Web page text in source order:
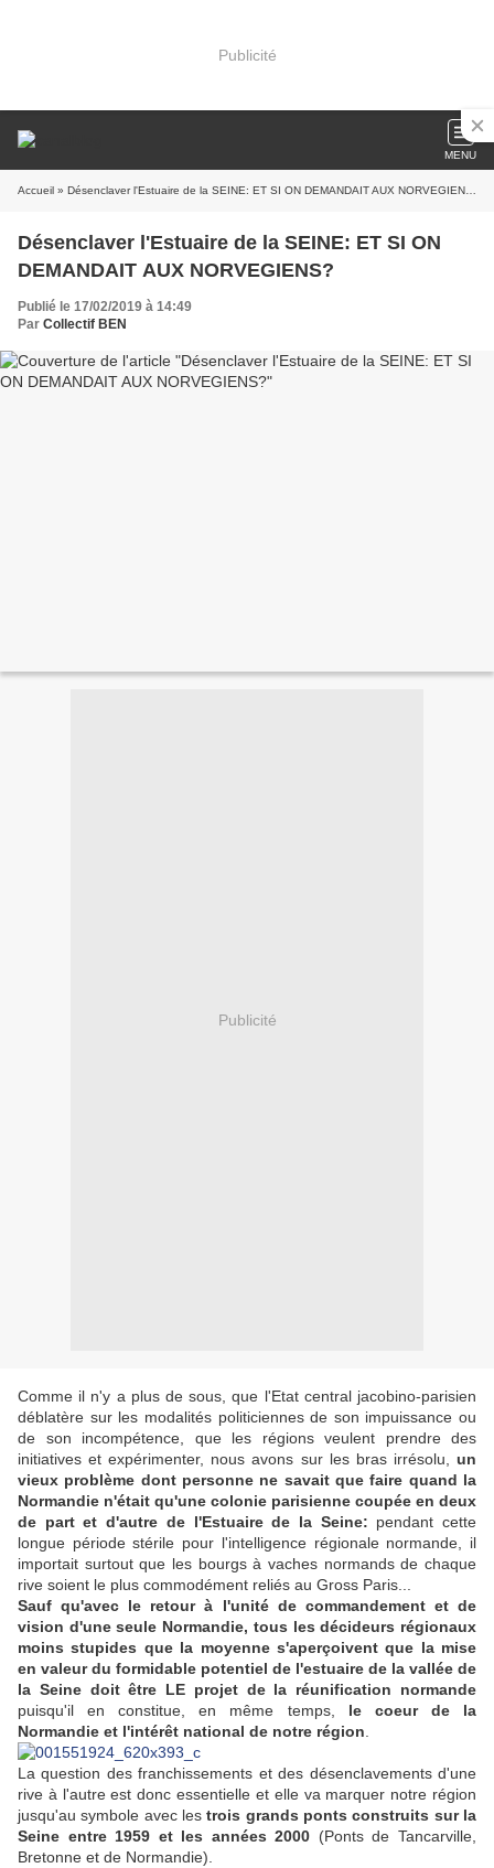
Publicité
MENU
Accueil » Désenclaver l'Estuaire de la SEINE: ET SI ON DEMANDAIT AUX NORVEGIENS?
Désenclaver l'Estuaire de la SEINE: ET SI ON
DEMANDAIT AUX NORVEGIENS?
Publié le 17/02/2019 à 14:49
Par Collectif BEN
Publicité
Comme il n'y a plus de sous, que l'Etat central jacobino-parisien
déblatère sur les modalités politiciennes de son impuissance ou
de son incompétence, que les régions veulent prendre des
initiatives et expérimenter, nous avons sur les bras irrésolu, un
vieux problème dont personne ne savait que faire quand la
Normandie n'était qu'une colonie parisienne coupée en deux
de part et d'autre de l'Estuaire de la Seine: pendant cette
longue période stérile pour l'intelligence régionale normande, il
importait surtout que les bourgs à vaches normands de chaque
rive soient le plus commodément reliés au Gross Paris...
Sauf qu'avec le retour à l'unité de commandement et de
vision d'une seule Normandie, tous les décideurs régionaux
moins stupides que la moyenne s'aperçoivent que la mise
en valeur du formidable potentiel de l'estuaire de la vallée de
la Seine doit être LE projet de la réunification normande
puisqu'il en constitue, en même temps, le coeur de la
Normandie et l'intérêt national de notre région
La question des franchissements et des désenclavements d'une
rive à l'autre est donc essentielle et elle va marquer notre région
jusqu'au symbole avec lestrois grands ponts construits sur la
Seine entre 1959 et les années 2000 (Ponts de Tancarville,
Bretonne et de Normandie).